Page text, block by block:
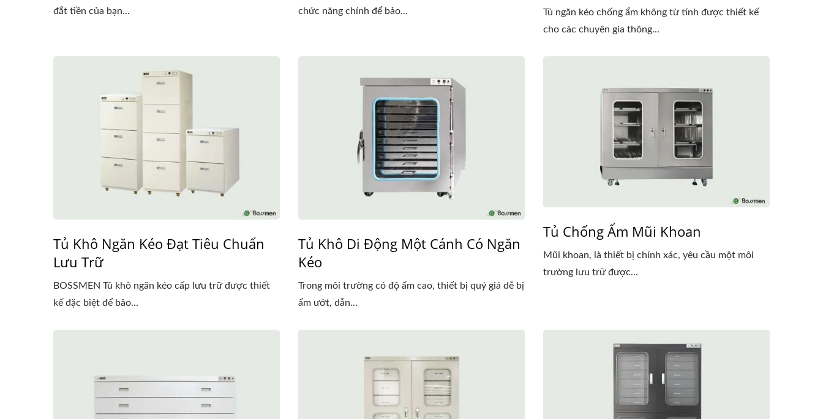
đắt tiền của bạn...
chức năng chính để bảo...
Tủ ngăn kéo chống ẩm không từ tính được thiết kế
cho các chuyên gia thông...
Tủ Khô Ngăn Kéo Đạt Tiêu Chuẩn
Lưu Trữ
BOSSMEN Tủ khô ngăn kéo cấp lưu trữ được thiết
kế đặc biệt để bảo...
Tủ Khô Di Động Một Cánh Có Ngăn
Kéo
Trong môi trường có độ ẩm cao, thiết bị quý giá dễ bị
ẩm ướt, dẫn...
Tủ Chống Ẩm Mũi Khoan
Mũi khoan, là thiết bị chính xác, yêu cầu một môi
trường lưu trữ được...